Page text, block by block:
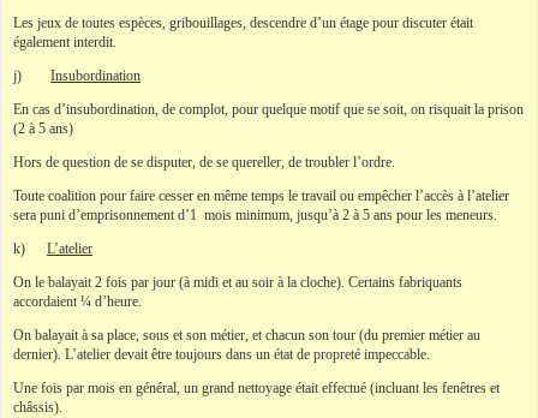
Les jeux de toutes espèces, gribouillages, descendre d’un étage pour discuter était
également interdit.
j) Insubordination
En cas d’insubordination, de complot, pour quelque motif que se soit, on risquait la prison
(2 à 5 ans)
Hors de question de se disputer, de se quereller, de troubler l’ordre.
Toute coalition pour faire cesser en même temps le travail ou empêcher l’accès à l’atelier
sera puni d’emprisonnement d’1 mois minimum, jusqu’à 2 à 5 ans pour les meneurs.
k) L’atelier
On le balayait 2 fois par jour (à midi et au soir à la cloche). Certains fabriquants
accordaient ¼ d’heure.
On balayait à sa place, sous et son métier, et chacun son tour (du premier métier au
dernier). L’atelier devait être toujours dans un état de propreté impeccable.
Une fois par mois en général, un grand nettoyage était effectué (incluant les fenêtres et
châssis).